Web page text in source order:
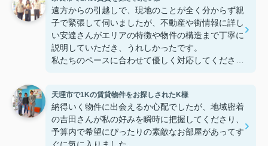
遠方からの引越しで、現地のことが全く分からず親
子で緊張して伺いましたが、不動産や街情報に詳し
い安達さんがエリアの特徴や物件の構造まで丁寧に
説明していただき、うれしかったです。
私たちのペースに合わせて優しく対応してくださっ
り、感謝しています。安達さん、ありがとうござい
ました！
天理市で1Kの賃貸物件をお探しされたK様
納得いく物件に出会えるか心配でしたが、地域密着
の吉田さんが私の好みを瞬時に把握してくださり、
予算内で希望にぴったりの素敵なお部屋があってす